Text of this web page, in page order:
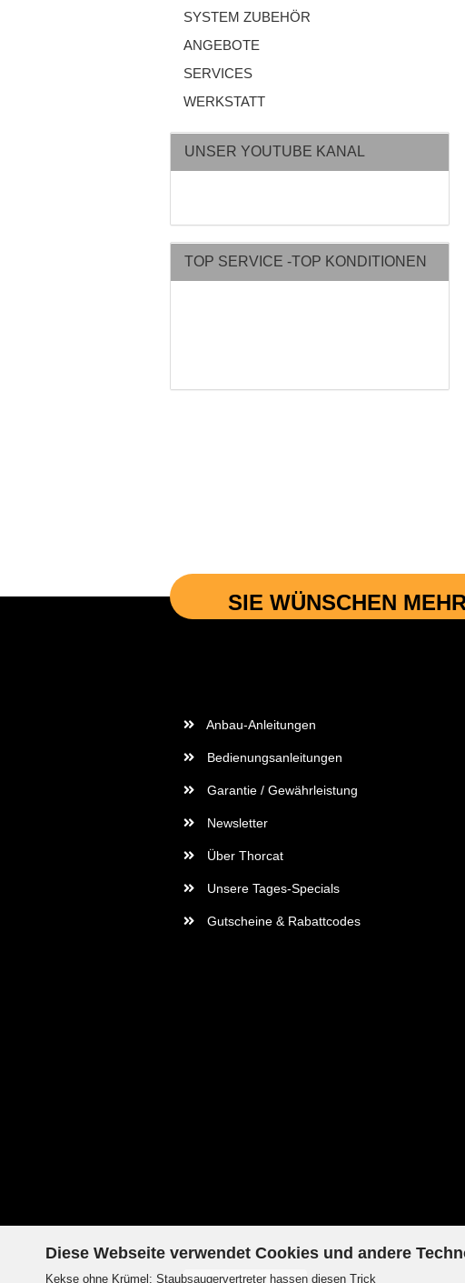
Diese Webseite verwendet Cookies und andere
Kekse ohne Krümel: Staubsaugervertreter hassen diesen Trick
SYSTEM ZUBEHÖR
ANGEBOTE
SERVICES
WERKSTATT
UNSER YOUTUBE KANAL
TOP SERVICE -TOP KONDITIONEN
SIE WÜNSCHEN
Anbau-Anleitungen
Bedienungsanleitungen
Garantie / Gewährleistung
Newsletter
Über Thorcat
Unsere Tages-Specials
Gutscheine & Rabattcodes
Vertrag widerrufen